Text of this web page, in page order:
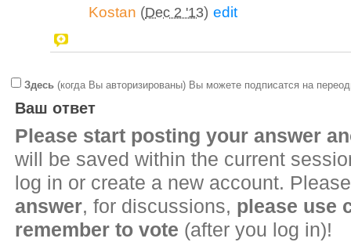
Kostan (Dec 2 '13) edit
Здесь (когда Вы авторизированы) Вы можете подписатся на
Ваш ответ
Please start posting your answer
will be saved within the current
log in or create a new account.
answer, for discussions, please use
remember to vote (after you log in)!